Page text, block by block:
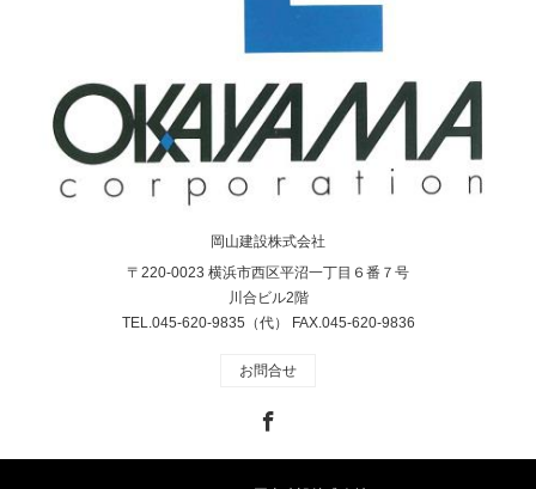
岡山建設株式会社
〒220-0023 横浜市西区平沼一丁目６番７号
川合ビル2階
TEL.045-620-9835（代） FAX.045-620-9836
お問合せ